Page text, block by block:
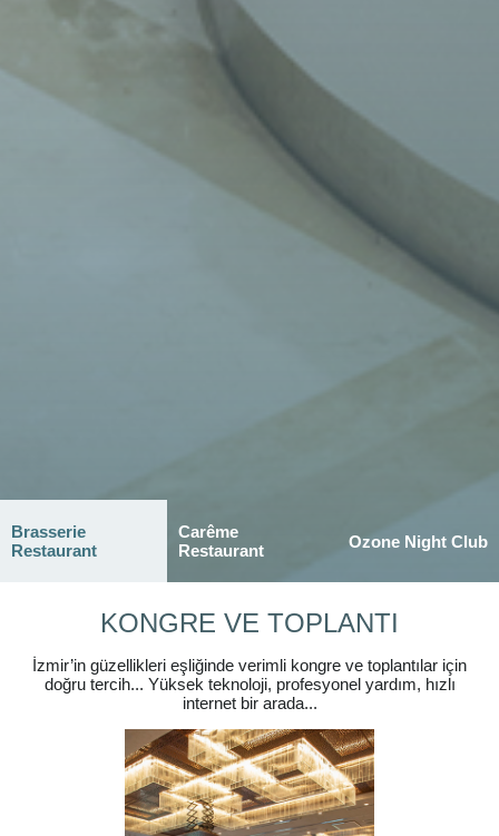
Brasserie
Restaurant
Carême
Restaurant
Ozone Night Club
KONGRE VE TOPLANTI
İzmir’in güzellikleri eşliğinde verimli kongre ve toplantılar için
doğru tercih... Yüksek teknoloji, profesyonel yardım, hızlı
internet bir arada...